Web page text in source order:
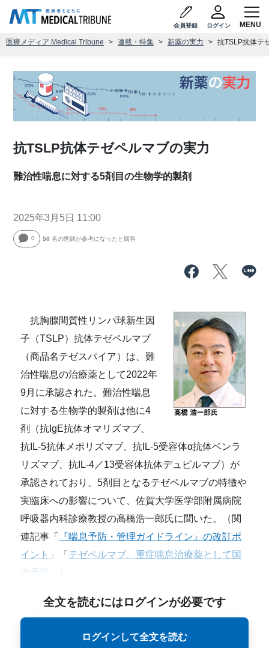
会員登録 ログイン
医療メディア Medical Tribune 連載・特集 新薬の実力 抗TSLP抗体テ
抗TSLP抗体テゼペルマブの実力
難治性喘息に対する5剤目の生物学的製剤
2025年3月5日 11:00
0 50 名の医師が参考になったと回答
抗胸腺間質性リンパ球新生因
子（TSLP）抗体テゼペルマブ
（商品名テゼスパイア）は、難
治性喘息の治療薬として2022年
9月に承認された。難治性喘息
に対する生物学的製剤は他に4
剤（抗IgE抗体オマリズマブ、
抗IL-5抗体メポリズマブ、抗IL-5受容体α抗体ベンラ
リズマブ、抗IL-4／13受容体抗体デュピルマブ）が
承認されており、5剤目となるテゼペルマブの特徴や
実臨床への影響について、佐賀大学医学部附属病院
呼吸器内科診療教授の髙橋浩一郎氏に聞いた。（関
連記事「
『喘息予防・管理ガイドライン』の改訂ポ
イント 」「 テゼペルマブ、重症喘息治療薬として国
内承認
全文を読むにはログインが必要です
ログインして全文を読む